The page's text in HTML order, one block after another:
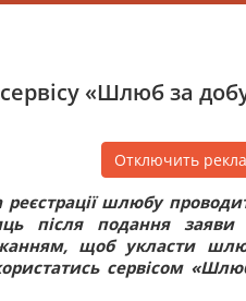
«Шлюб за
Отключить
шлюбу
після подання заяви
щоб укласти
сервісом